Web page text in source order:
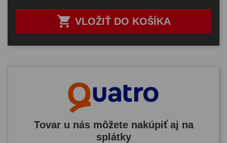
 VLOŽIŤ DO KOŠÍKA
Tovar u nás môžete nakúpiť aj na
splátky